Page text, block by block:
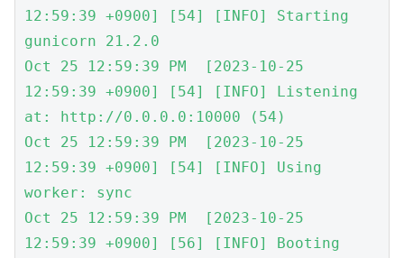
12:59:39 +0900] [54] [INFO] Starting
gunicorn 21.2.0
Oct 25 12:59:39 PM  [2023-10-25
12:59:39 +0900] [54] [INFO] Listening
at: http://0.0.0.0:10000 (54)
Oct 25 12:59:39 PM  [2023-10-25
12:59:39 +0900] [54] [INFO] Using
worker: sync
Oct 25 12:59:39 PM  [2023-10-25
12:59:39 +0900] [56] [INFO] Booting